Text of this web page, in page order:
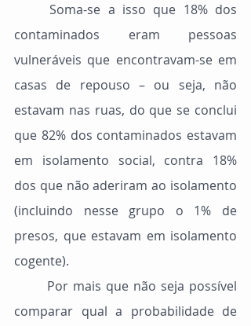
	Soma-se a isso que 18% dos
contaminados eram pessoas
vulneráveis que encontravam-se em
casas de repouso – ou seja, não
estavam nas ruas, do que se conclui
que 82% dos contaminados estavam
em isolamento social, contra 18%
dos que não aderiram ao isolamento
(incluindo nesse grupo o 1% de
presos, que estavam em isolamento
cogente).
comparar qual a probabilidade de